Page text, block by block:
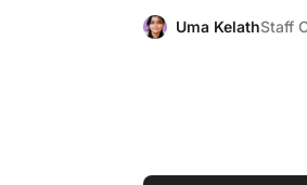
Uma KelathStaff